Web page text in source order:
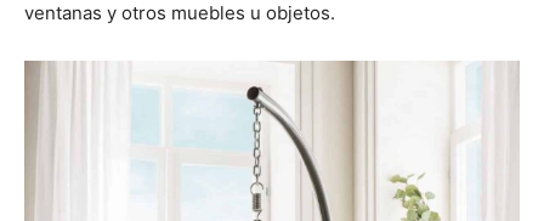
ventanas y otros muebles u objetos.